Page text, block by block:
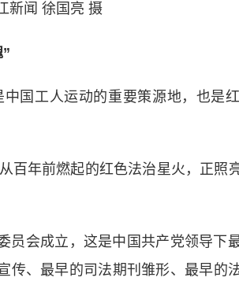
新闻 徐国亮 摄
工人运动的重要策源地，也是
年前燃起的红色法治星火，正照
会成立，这是中国共产党领导下
传、最早的司法期刊雏形、最早